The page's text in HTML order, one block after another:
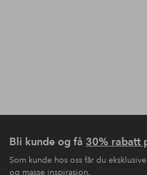
Bli kunde og få 30% rabatt
Som kunde hos oss får du
og masse inspirasjon.